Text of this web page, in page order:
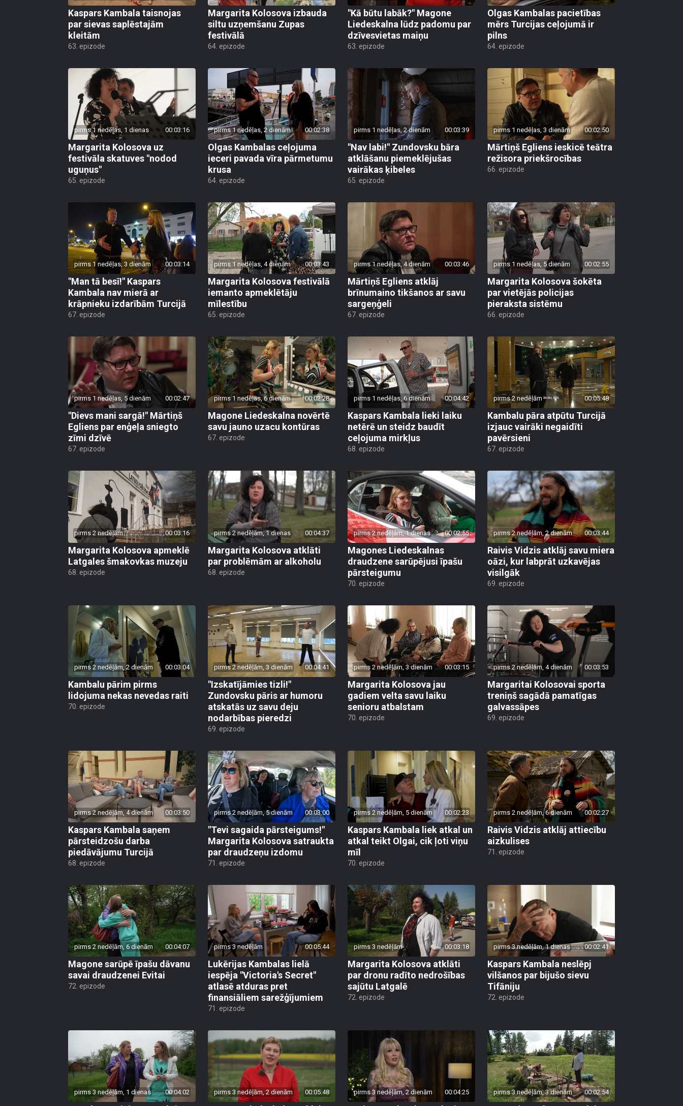
Kaspars Kambala taisnojas
par sievas saplēstajām
kleitām
63. epizode
Margarita Kolosova izbauda
siltu uzņemšanu Zupas
festivālā
64. epizode
"Kā būtu labāk?" Magone
Liedeskalna lūdz padomu par
dzīvesvietas maiņu
63. epizode
Olgas Kambalas pacietības
mērs Turcijas ceļojumā ir
pilns
64. epizode
pirms 1 nedēļas, 1 dienas 00:03:16
Margarita Kolosova uz
festivāla skatuves "nodod
uguņus"
65. epizode
pirms 1 nedēļas, 2 dienām 00:02:38
Olgas Kambalas ceļojuma
ieceri pavada vīra pārmetumu
krusa
64. epizode
pirms 1 nedēļas, 2 dienām 00:03:39
"Nav labi!" Zundovsku bāra
atklāšanu piemeklējušas
vairākas ķibeles
65. epizode
pirms 1 nedēļas, 3 dienām 00:02:50
Mārtiņš Egliens ieskicē teātra
režisora priekšrocības
66. epizode
pirms 1 nedēļas, 3 dienām 00:03:14
"Man tā besī!" Kaspars
Kambala nav mierā ar
krāpnieku izdarībām Turcijā
67. epizode
pirms 1 nedēļas, 4 dienām 00:03:43
Margarita Kolosova festivālā
iemanto apmeklētāju
mīlestību
65. epizode
pirms 1 nedēļas, 4 dienām 00:03:46
Mārtiņš Egliens atklāj
brīnumaino tikšanos ar savu
sargeņģeli
67. epizode
pirms 1 nedēļas, 5 dienām 00:02:55
Margarita Kolosova šokēta
par vietējās policijas
pieraksta sistēmu
66. epizode
pirms 1 nedēļas, 5 dienām 00:02:47
"Dievs mani sargā!" Mārtiņš
Egliens par enģeļa sniegto
zīmi dzīvē
67. epizode
pirms 1 nedēļas, 6 dienām 00:02:28
Magone Liedeskalna novērtē
savu jauno uzacu kontūras
67. epizode
pirms 1 nedēļas, 6 dienām 00:04:42
Kaspars Kambala lieki laiku
netērē un steidz baudīt
ceļojuma mirkļus
68. epizode
pirms 2 nedēļām 00:05:48
Kambalu pāra atpūtu Turcijā
izjauc vairāki negaidīti
pavērsieni
67. epizode
pirms 2 nedēļām 00:03:16
Margarita Kolosova apmeklē
Latgales šmakovkas muzeju
68. epizode
pirms 2 nedēļām, 1 dienas 00:04:37
Margarita Kolosova atklāti
par problēmām ar alkoholu
68. epizode
pirms 2 nedēļām, 1 dienas 00:02:55
Magones Liedeskalnas
draudzene sarūpējusi īpašu
pārsteigumu
70. epizode
pirms 2 nedēļām, 2 dienām 00:03:44
Raivis Vidzis atklāj savu miera
oāzi, kur labprāt uzkavējas
visilgāk
69. epizode
pirms 2 nedēļām, 2 dienām 00:03:04
Kambalu pārim pirms
lidojuma nekas nevedas raiti
70. epizode
pirms 2 nedēļām, 3 dienām 00:04:41
"Izskatījāmies tizli!"
Zundovsku pāris ar humoru
atskatās uz savu deju
nodarbības pieredzi
69. epizode
pirms 2 nedēļām, 3 dienām 00:03:15
Margarita Kolosova jau
gadiem velta savu laiku
senioru atbalstam
70. epizode
pirms 2 nedēļām, 4 dienām 00:03:53
Margaritai Kolosovai sporta
treniņš sagādā pamatīgas
galvassāpes
69. epizode
pirms 2 nedēļām, 4 dienām 00:03:50
Kaspars Kambala saņem
pārsteidzošu darba
piedāvājumu Turcijā
68. epizode
pirms 2 nedēļām, 5 dienām 00:03:00
"Tevi sagaida pārsteigums!"
Margarita Kolosova satraukta
par draudzeņu izdomu
71. epizode
pirms 2 nedēļām, 5 dienām 00:02:23
Kaspars Kambala liek atkal un
atkal teikt Olgai, cik ļoti viņu
mīl
70. epizode
pirms 2 nedēļām, 6 dienām 00:02:27
Raivis Vidzis atklāj attiecību
aizkulises
71. epizode
pirms 2 nedēļām, 6 dienām 00:04:07
Magone sarūpē īpašu dāvanu
savai draudzenei Evitai
72. epizode
pirms 3 nedēļām 00:05:44
Lukērijas Kambalas lielā
iespēja "Victoria's Secret"
atlasē atduras pret
finansiāliem sarežģījumiem
71. epizode
pirms 3 nedēļām 00:03:18
Margarita Kolosova atklāti
par dronu radīto nedrošības
sajūtu Latgalē
72. epizode
pirms 3 nedēļām, 1 dienas 00:02:41
Kaspars Kambala neslēpj
vilšanos par bijušo sievu
Tifāniju
72. epizode
pirms 3 nedēļām, 1 dienas 00:04:02 pirms 3 nedēļām, 2 dienām 00:05:48 pirms 3 nedēļām, 2 dienām 00:04:25 pirms 3 nedēļām, 3 dienām 00:02:54